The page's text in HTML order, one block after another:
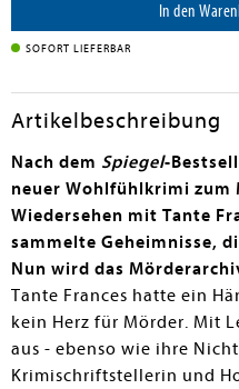
In den
SOFORT LIEFERBAR
Artikelbeschreibung
Nach dem Spiegel-
neuer Wohlfühlkrimi zum
Wiedersehen mit Tante
sammelte Geheimnisse,
Nun wird das
Tante Frances hatte ein
kein Herz für Mörder. Mit
aus - ebenso wie ihre
Krimischriftstellerin und